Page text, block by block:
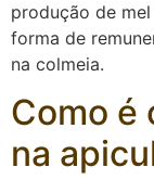
produção de
forma de
na colmeia.
Como é
na